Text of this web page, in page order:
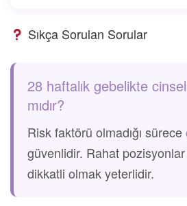
Sıkça Sorulan Sorular
28 haftalık gebelikte
mıdır?
Risk faktörü olmadığı sürece
güvenlidir. Rahat
dikkatli olmak yeterlidir.